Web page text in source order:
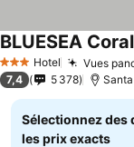
3 ÉtoilesHotel Vues
BLUESEA
7,4 5 378
Sélectionnez des
les prix exacts